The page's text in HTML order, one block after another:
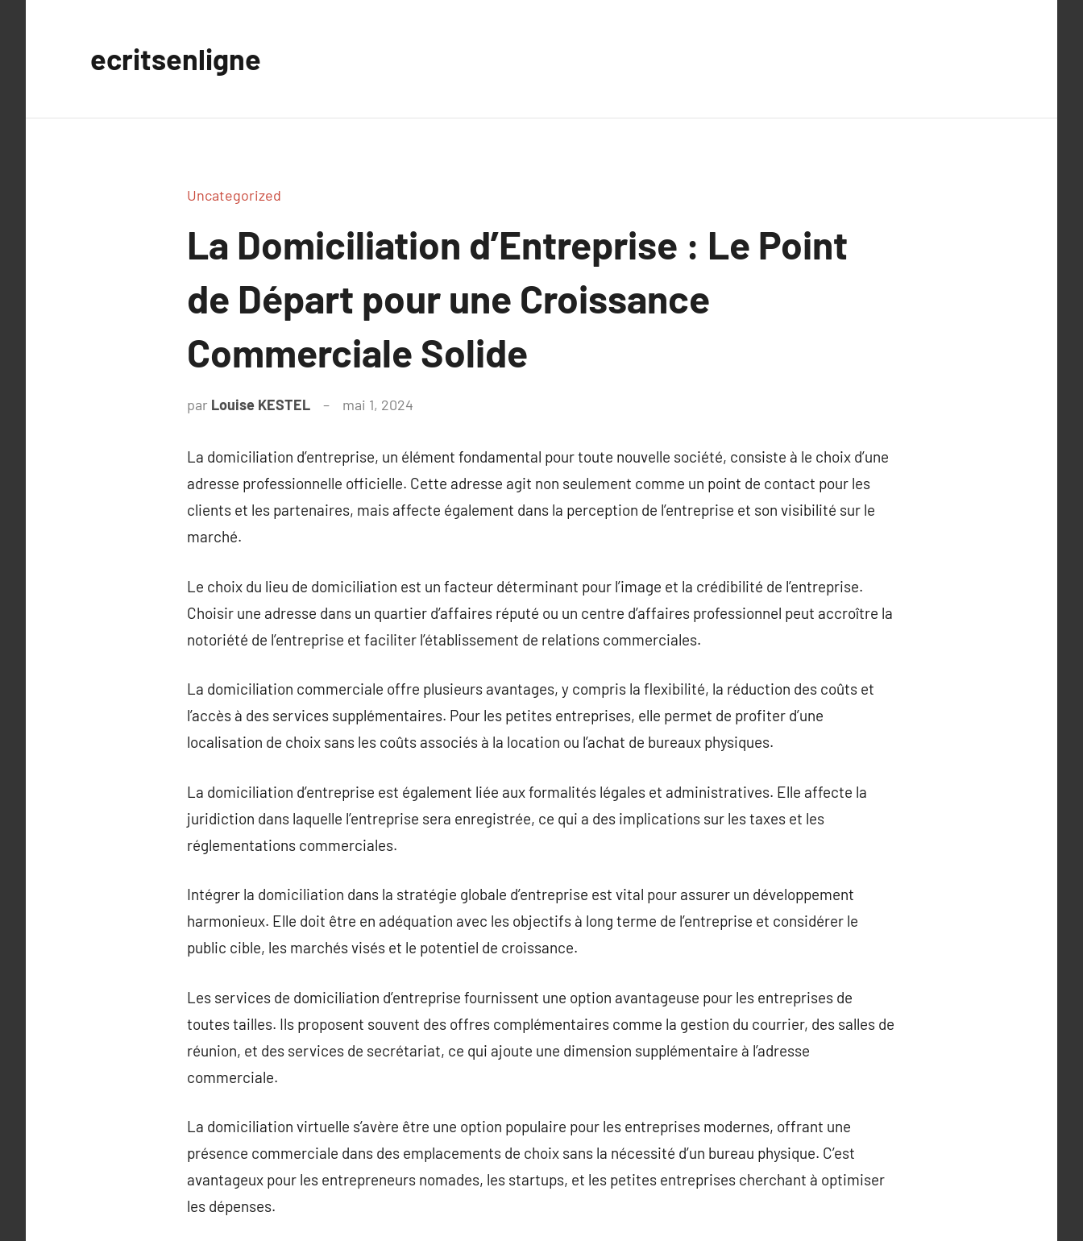
ecritsenligne
Uncategorized
La Domiciliation d’Entreprise : Le Point
de Départ pour une Croissance
Commerciale Solide
par Louise KESTEL mai 1, 2024
La domiciliation d’entreprise, un élément fondamental pour toute nouvelle société, consiste à le choix d’une
adresse professionnelle officielle. Cette adresse agit non seulement comme un point de contact pour les
clients et les partenaires, mais affecte également dans la perception de l’entreprise et son visibilité sur le
marché.
Le choix du lieu de domiciliation est un facteur déterminant pour l’image et la crédibilité de l’entreprise.
Choisir une adresse dans un quartier d’affaires réputé ou un centre d’affaires professionnel peut accroître la
notoriété de l’entreprise et faciliter l’établissement de relations commerciales.
La domiciliation commerciale offre plusieurs avantages, y compris la flexibilité, la réduction des coûts et
l’accès à des services supplémentaires. Pour les petites entreprises, elle permet de profiter d’une
localisation de choix sans les coûts associés à la location ou l’achat de bureaux physiques.
La domiciliation d’entreprise est également liée aux formalités légales et administratives. Elle affecte la
juridiction dans laquelle l’entreprise sera enregistrée, ce qui a des implications sur les taxes et les
réglementations commerciales.
Intégrer la domiciliation dans la stratégie globale d’entreprise est vital pour assurer un développement
harmonieux. Elle doit être en adéquation avec les objectifs à long terme de l’entreprise et considérer le
public cible, les marchés visés et le potentiel de croissance.
Les services de domiciliation d’entreprise fournissent une option avantageuse pour les entreprises de
toutes tailles. Ils proposent souvent des offres complémentaires comme la gestion du courrier, des salles de
réunion, et des services de secrétariat, ce qui ajoute une dimension supplémentaire à l’adresse
commerciale.
La domiciliation virtuelle s’avère être une option populaire pour les entreprises modernes, offrant une
présence commerciale dans des emplacements de choix sans la nécessité d’un bureau physique. C’est
avantageux pour les entrepreneurs nomades, les startups, et les petites entreprises cherchant à optimiser
les dépenses.